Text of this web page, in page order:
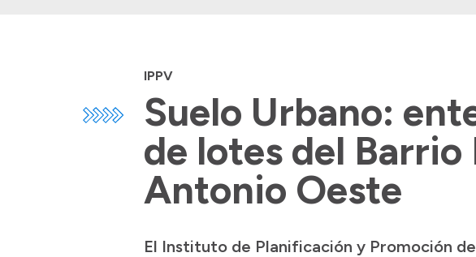
IPPV
Suelo Urbano:
de lotes del Barrio
Antonio Oeste
El Instituto de Planificación y Promoción